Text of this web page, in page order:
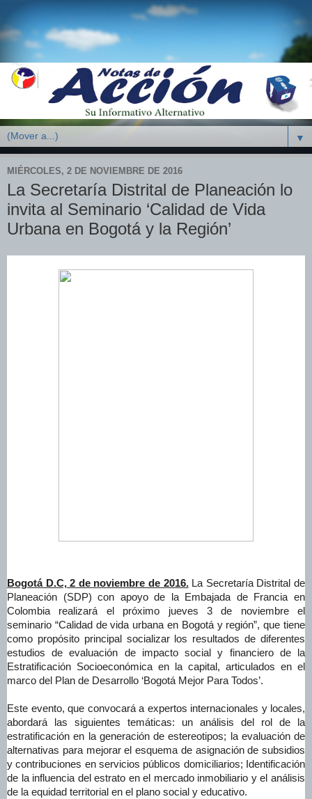
▼
MIÉRCOLES, 2 DE NOVIEMBRE DE 2016
La Secretaría Distrital de Planeación lo
invita al Seminario ‘Calidad de Vida
Urbana en Bogotá y la Región’
Bogotá D.C, 2 de noviembre de 2016.La Secretaría Distrital de
Planeación (SDP) con apoyo de la Embajada de Francia en
Colombia realizará el próximo jueves 3 de noviembre el
seminario “Calidad de vida urbana en Bogotá y región”, que tiene
como propósito principal socializar los resultados de diferentes
estudios de evaluación de impacto social y financiero de la
Estratificación Socioeconómica en la capital, articulados en el
marco del Plan de Desarrollo ‘Bogotá Mejor Para Todos’.
Este evento, que convocará a expertos internacionales y locales,
abordará las siguientes temáticas: un análisis del rol de la
estratificación en la generación de estereotipos; la evaluación de
alternativas para mejorar el esquema de asignación de subsidios
y contribuciones en servicios públicos domiciliarios; Identificación
de la influencia del estrato en el mercado inmobiliario y el análisis
de la equidad territorial en el plano social y educativo.